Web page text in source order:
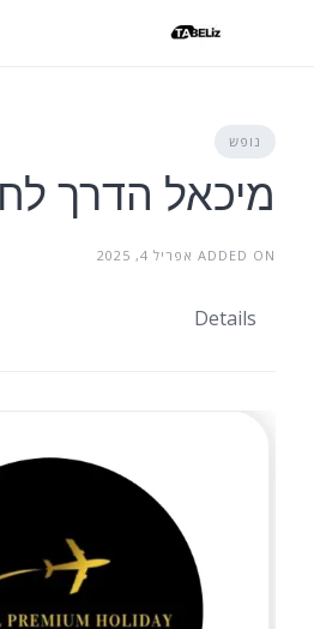
נופש
מיכאל הדרך
ADDED ON אפריל 4, 2025
Details